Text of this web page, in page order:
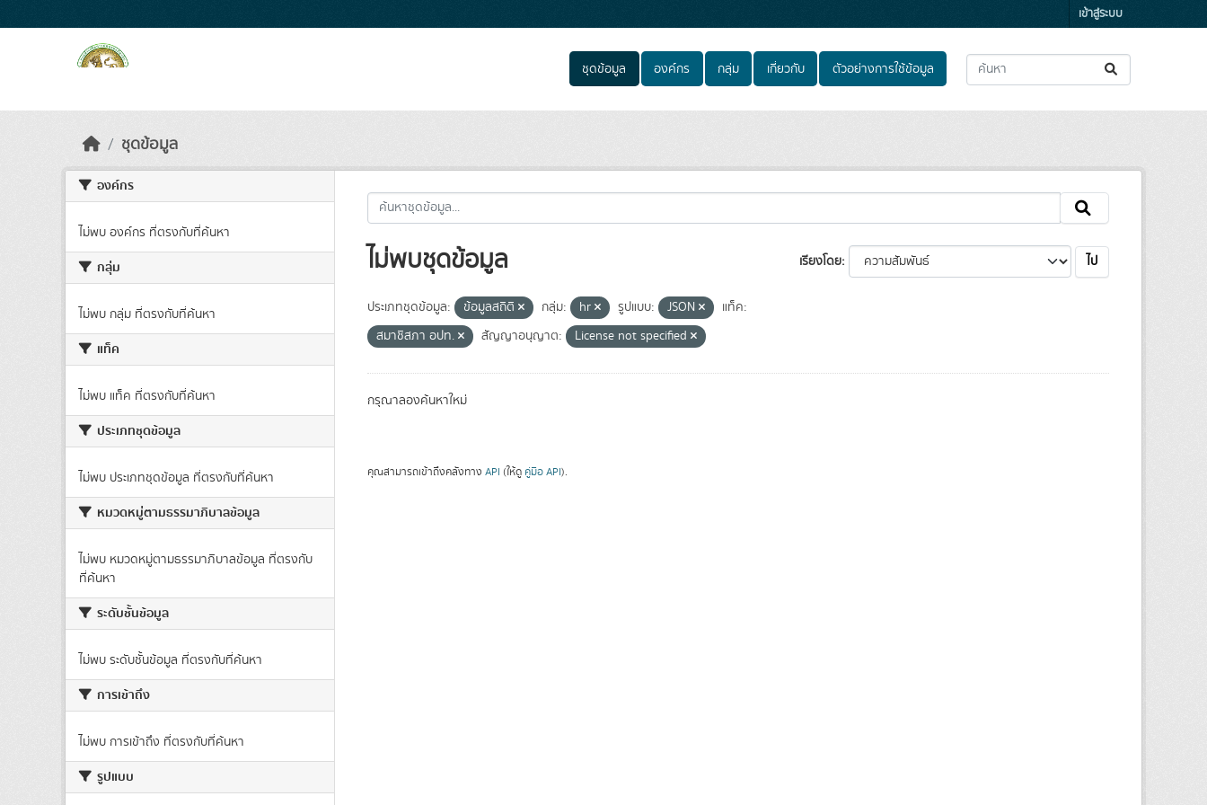
เข้าสู่ระบบ
ชุดข้อมูล องค์กร กลุ่ม เกี่ยวกับ ตัวอย่างการใช้ข้อมูล
ชุดข้อมูล
องค์กร
ไม่พบ องค์กร ที่ตรงกับที่ค้นหา
กลุ่ม
ไม่พบ กลุ่ม ที่ตรงกับที่ค้นหา
แท็ค
ไม่พบ แท็ค ที่ตรงกับที่ค้นหา
ประเภทชุดข้อมูล
ไม่พบ ประเภทชุดข้อมูล ที่ตรงกับที่ค้นหา
หมวดหมู่ตามธรรมาภิบาลข้อมูล
ไม่พบ หมวดหมู่ตามธรรมาภิบาลข้อมูล ที่ตรงกับ
ที่ค้นหา
ระดับชั้นข้อมูล
ไม่พบ ระดับชั้นข้อมูล ที่ตรงกับที่ค้นหา
การเข้าถึง
ไม่พบ การเข้าถึง ที่ตรงกับที่ค้นหา
รูปแบบ
เรียงโดย ไป
ไม่พบชุดข้อมูล
ประเภทชุดข้อมูล: ข้อมูลสถิติ กลุ่ม: hr รูปแบบ: JSON
แท็ค:
สมาชิสภา อปท.
สัญญาอนุญาต: License not specified
กรุณาลองค้นหาใหม่
คุณสามารถเข้าถึงคลังทาง API (ให้ดู คู่มือ API).